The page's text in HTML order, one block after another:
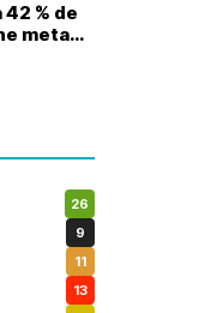
% de
meta
26
9
11
13